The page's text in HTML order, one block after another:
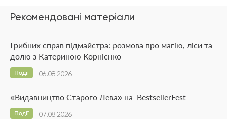
Рекомендовані матеріали
Грибних справ підмайстра: розмова про магію, ліси та
долю з Катериною Корнієнко
06.08.2026
Події
«Видавництво Старого Лева» на BestsellerFest
07.08.2026
Події